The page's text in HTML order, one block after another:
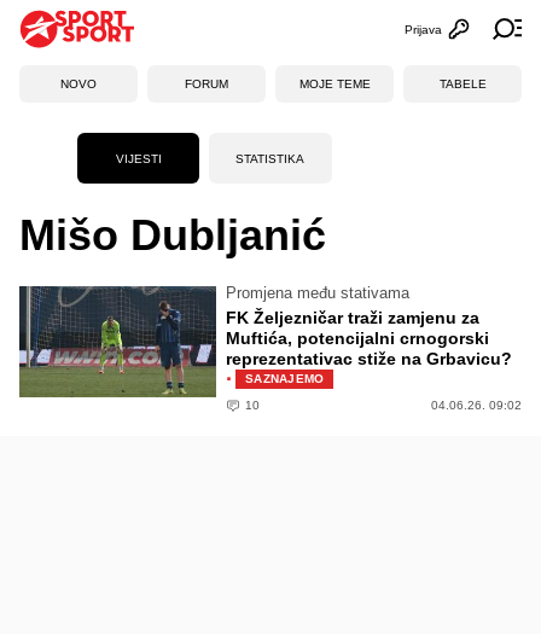
Otvori
Prijava
NOVO FORUM MOJE TEME TABELE
VIJESTI STATISTIKA
Mišo Dubljanić
Promjena među stativama
FK Željezničar traži zamjenu za
Muftića, potencijalni crnogorski
reprezentativac stiže na Grbavicu?
·
SAZNAJEMO
10
04.06.26. 09:02